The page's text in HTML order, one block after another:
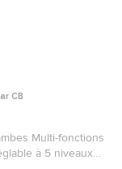
CB
Multi-fonctions
à 5 niveaux